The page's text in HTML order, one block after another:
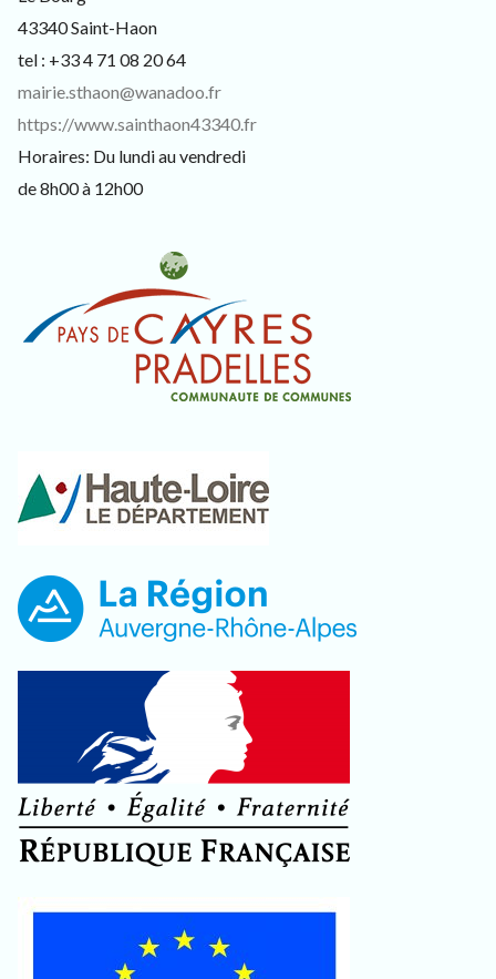
43340 Saint-Haon
tel : +33 4 71 08 20 64
mairie.sthaon@wanadoo.fr
https://www.sainthaon43340.fr
Horaires: Du lundi au vendredi
de 8h00 à 12h00